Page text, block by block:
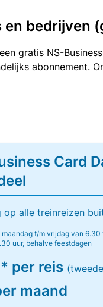
en bedrijven
gratis NS-
abonnement.
Card
op alle treinreizen
maandag t/m vrijdag van
uur, behalve feestdagen
per reis
maand